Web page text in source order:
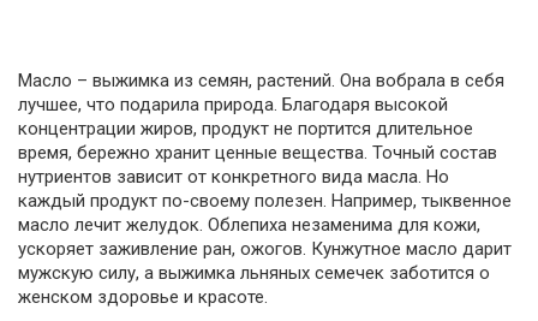
Масло – выжимка из семян, растений. Она вобрала в себя
лучшее, что подарила природа. Благодаря высокой
концентрации жиров, продукт не портится длительное
время, бережно хранит ценные вещества. Точный состав
нутриентов зависит от конкретного вида масла. Но
каждый продукт по-своему полезен. Например, тыквенное
масло лечит желудок. Облепиха незаменима для кожи,
ускоряет заживление ран, ожогов. Кунжутное масло дарит
мужскую силу, а выжимка льняных семечек заботится о
женском здоровье и красоте.